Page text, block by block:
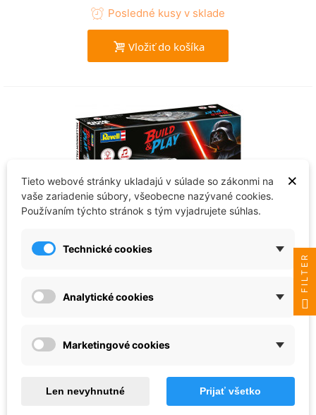
Posledné kusy v sklade
Vložiť do košíka
Falcon (1:164)
Skladom - ihneď k odoslaniu
Vložiť do košíka
×
Tieto webové stránky ukladajú v súlade so zákonmi na
vaše zariadenie súbory, všeobecne nazývané cookies.
Používaním týchto stránok s tým vyjadrujete súhlas.
Technické cookies
Analytické cookies
Marketingové cookies
Len nevyhnutné Prijať všetko
FILTER